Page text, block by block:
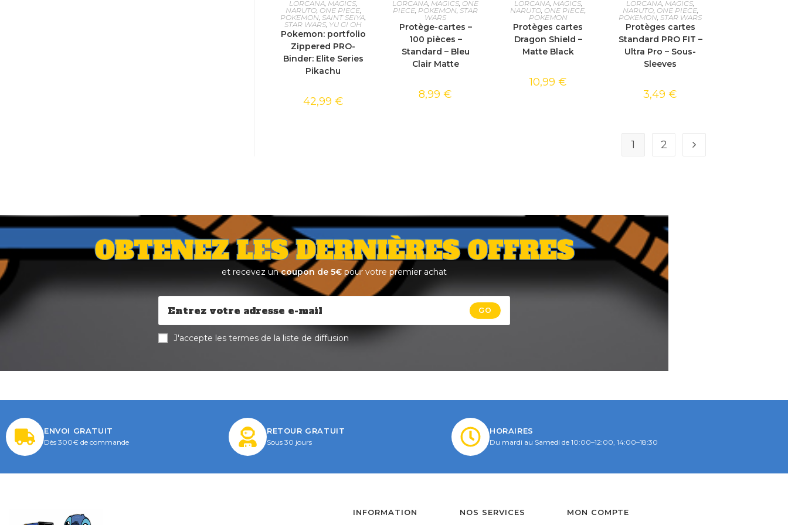
LORCANA, MAGICS,
NARUTO, ONE PIECE,
POKEMON,SAINT SEIYA,
STAR WARS, YU GI OH
Pokemon: portfolio
Zippered PRO-
Binder: Elite Series
Pikachu
42,99 €
LORCANA, MAGICS, ONE
PIECE, POKEMON,STAR
WARS
Protège-cartes –
100 pièces –
Standard – Bleu
Clair Matte
8,99€
LORCANA, MAGICS,
NARUTO, ONE PIECE,
POKEMON
Protèges cartes
Dragon Shield –
Matte Black
10,99 €
LORCANA, MAGICS,
NARUTO, ONE PIECE,
POKEMON,STAR WARS
Protèges cartes
Standard PRO FIT –
Ultra Pro – Sous-
Sleeves
3,49€
1 2
OBTENEZ LES DERNIÈRES OFFRES
et recevez uncoupon de 5€ pour votre premier achat
GO
J'accepte les termes de la liste de diffusion
ENVOI GRATUIT
Dès 300€ de commande
RETOUR GRATUIT
Sous 30 jours
HORAIRES
Du mardi au Samedi de 10:00–12:00, 14:00–18:30
INFORMATION NOS SERVICES MON COMPTE